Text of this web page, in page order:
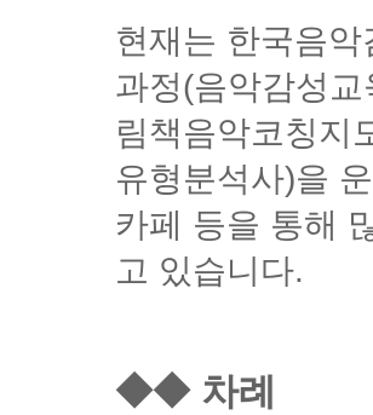
현재는 한국음
과정(음악감성교
림책음악코칭지
유형분석사)을
카페 등을 통해
고 있습니다.
◆◆ 차례